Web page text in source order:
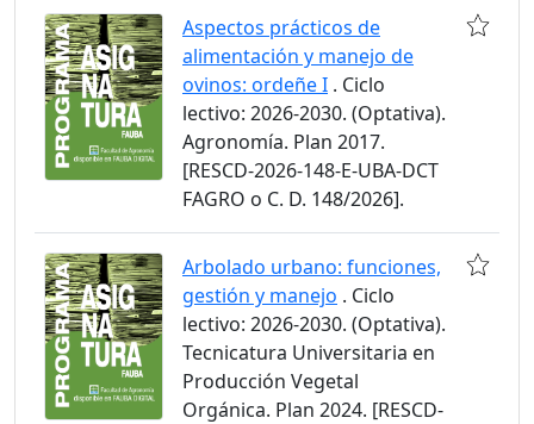
Aspectos prácticos de
alimentación y manejo de
ovinos: ordeñe I . Ciclo
lectivo: 2026-2030. (Optativa).
Agronomía. Plan 2017.
[RESCD-2026-148-E-UBA-DCT
FAGRO o C. D. 148/2026].
Arbolado urbano: funciones,
gestión y manejo . Ciclo
lectivo: 2026-2030. (Optativa).
Tecnicatura Universitaria en
Producción Vegetal
Orgánica. Plan 2024. [RESCD-